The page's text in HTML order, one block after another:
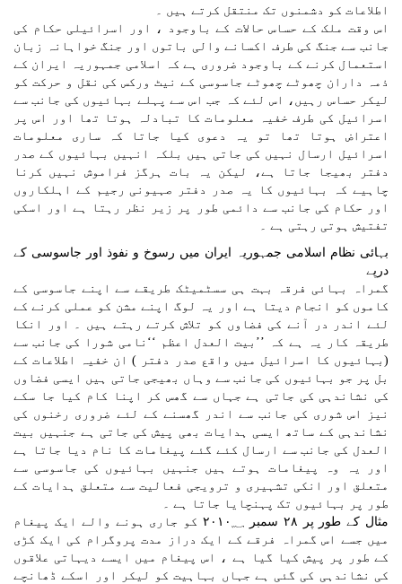
اطلاعات کو دشمنوں تک منتقل کرتے ہیں ۔
اس وقت ملک کے حساس حالات کے باوجود ، اور اسرائیلی حکام کی
جانب سے جنگ کی طرف اکسانے والی باتوں اور جنگ خواہانہ زبان
استعمال کرنے کے باوجود ضروری ہے کہ اسلامی جمہوریہ ایران کے
ذمہ داران چھوٹے چھوٹے جاسوسی کے نیٹ ورکس کی نقل و حرکت کو
لیکر حساس رہیں، اس لئے کہ جب اس سے پہلے بہائیوں کی جانب سے
اسرائیل کی طرف خفیہ معلومات کا تبادلہ ہوتا تھا اور اس پر
اعتراض ہوتا تھا تو یہ دعوی کیا جاتا کہ ساری معلومات
اسرائیل ارسال نہیں کی جاتی ہیں بلکہ انہیں بہائیوں کے صدر
دفتر بھیجا جاتا ہے، لیکن یہ بات ہرگز فراموش نہیں کرنا
چاہیے کہ بہائیوں کا یہ صدر دفتر صہیونی رجیم کے اہلکاروں
اور حکام کی جانب سے دائمی طور پر زیر نظر رہتا ہے اور اسکی
تفتیش ہوتی رہتی ہے ۔
بہائی نظام اسلامی جمہوریہ ایران میں رسوخ و نفوذ اور جاسوسی کے
درپے
گمراہ بہائی فرقہ بہت ہی سسٹمیٹک طریقے سے اپنے جاسوسی کے
کاموں کو انجام دیتا ہے اور یہ لوگ اپنے مشن کو عملی کرنے کے
لئے اندر در آنے کی فضاوں کو تلاش کرتے رہتے ہیں ۔ اور انکا
طریقہ کار یہ ہے کہ ’’بیت العدل اعظم ‘‘نامی شورا کی جانب سے
(بہائیوں کا اسرائیل میں واقع صدر دفتر ) ان خفیہ اطلاعات کے
بل پر جو بہائیوں کی جانب سے وہاں بھیجی جاتی ہیں ایسی فضاوں
کی نشاندہی کی جاتی ہے جہاں سے گھس کر اپنا کام کیا جا سکے
نیز اس شوری کی جانب سے اندر گھسنے کے لئے ضروری رخنوں کی
نشاندہی کے ساتھ ایسی ہدایات بھی پیش کی جاتی ہے جنہیں بیت
العدل کی جانب سے ارسال کئے گئے پیغامات کا نام دیا جاتا ہے
اور یہ وہ پیغامات ہوتے ہیں جنہیں بہائیوں کی جاسوسی سے
متعلق اور انکی تشہیری و ترویجی فعالیت سے متعلق ہدایات کے
طور پر بہائیوں تک پہنچایا جاتا ہے ۔
مثال کے طور پر ۲۸ سمبر ۲۰۱۰؁ کو جاری ہونے والے ایک پیغام
میں جسے اس گمراہ فرقے کے ایک دراز مدت پروگرام کی ایک کڑی
کے طور پر پیش کیا گیا ہے ، اس پیغام میں ایسے دیہاتی علاقوں
کی نشاندہی کی گئی ہے جہاں بہاہیت کو لیکر اور اسکے ڈھانچے